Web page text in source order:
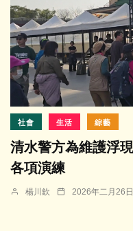
社會 生活 綜藝
清水警方為維護浮
各項演練
楊川欽 2026年二月26日